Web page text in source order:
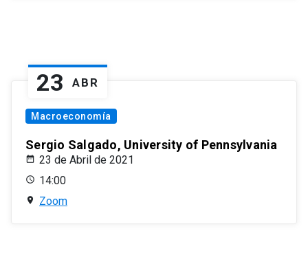
23 ABR
Macroeconomía
Sergio Salgado, University of Pennsylvania
23 de Abril de 2021
14:00
Zoom